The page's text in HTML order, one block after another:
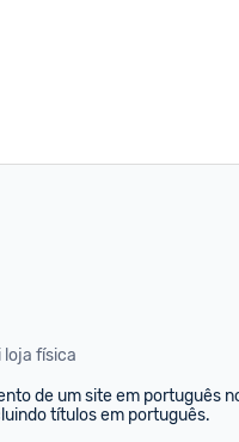
loja física
de um site em português
títulos em português.